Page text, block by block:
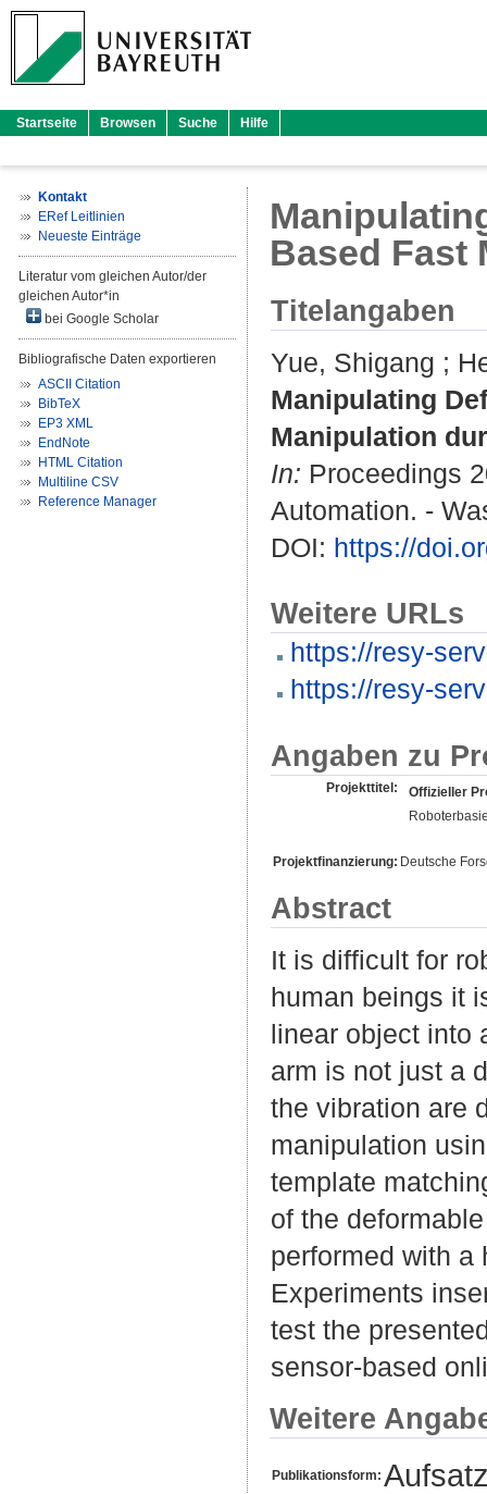
Startseite Browsen Suche Hilfe
Kontakt
ERef Leitlinien
Neueste Einträge
Literatur vom gleichen Autor/der
gleichen Autor*in
bei Google Scholar
Bibliografische Daten exportieren
ASCII Citation
BibTeX
EP3 XML
EndNote
HTML Citation
Multiline CSV
Reference Manager
Based Fast
Titelangaben
Yue, Shigang ;
Manipulating
Manipulation
In: Proceedings
Automation. -
DOI: https://
Weitere URLs
https://resy-
https://resy-
Angaben zu
Projekttitel:
Offizieller
Projektfinanzierung: Deutsche
Abstract
It is difficult for
human beings it
linear object into
arm is not just a
the vibration are
manipulation
template
of the
performed with a
Experiments
test the
sensor-based
Weitere
Publikationsform: